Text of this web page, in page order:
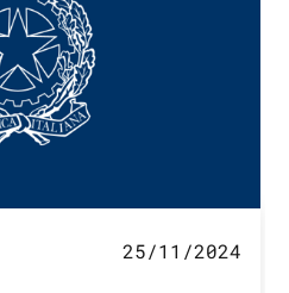
25/11/2024